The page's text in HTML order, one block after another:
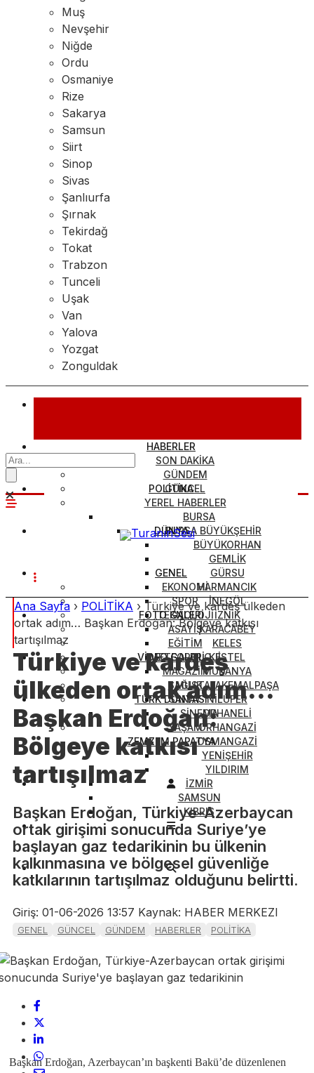
Muş
Nevşehir
Niğde
Ordu
Osmaniye
Rize
Sakarya
Samsun
Siirt
Sinop
Sivas
Şanlıurfa
Şırnak
Tekirdağ
Tokat
Trabzon
Tunceli
Uşak
Van
Yalova
Yozgat
Zonguldak
HABERLER
SON DAKİKA
GÜNDEM
GÜNCEL
YEREL HABERLER
BURSA
BURSA BÜYÜKŞEHİR
BÜYÜKORHAN
GEMLİK
GÜRSU
HARMANCIK
İNEGÖL
İZNİK
KARACABEY
KELES
KESTEL
MUDANYA
MUSTAFAKEMALPAŞA
NİLÜFER
ORHANELİ
ORHANGAZİ
OSMANGAZİ
YENİŞEHİR
YILDIRIM
İZMİR
SAMSUN
KIBRIS
POLİTİKA
DÜNYA
GENEL
EKONOMİ
SPOR
TEKNOLOJİ
ASAYİŞ
EĞİTİM
METEOROLOJİ
MAGAZİN
SAĞLIK
SANAT
SİNEMA
YAŞAM
FOTO GALERİ
VİDEO GALERİ
TÜRK DÜNYASI
ZEMZEM PAPATYA
Ana Sayfa › POLİTİKA › Türkiye ve kardeş ülkeden
ortak adım… Başkan Erdoğan: Bölgeye katkısı
tartışılmaz
Türkiye ve kardeş
ülkeden ortak adım…
Başkan Erdoğan:
Bölgeye katkısı
tartışılmaz
Başkan Erdoğan, Türkiye-Azerbaycan
ortak girişimi sonucunda Suriye’ye
başlayan gaz tedarikinin bu ülkenin
kalkınmasına ve bölgesel güvenliğe
katkılarının tartışılmaz olduğunu belirtti.
Giriş: 01-06-2026 13:57 Kaynak: HABER MERKEZI
GENEL GÜNCEL GÜNDEM HABERLER POLİTİKA
Başkan Erdoğan, Azerbaycan’ın başkenti Bakü’de düzenlenen